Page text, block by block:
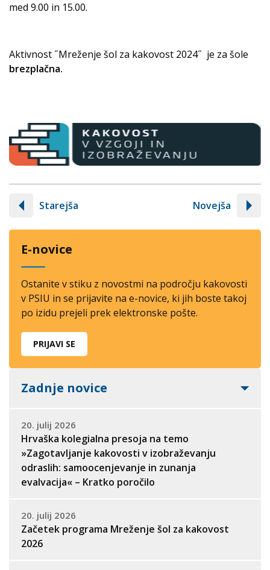
med 9.00 in 15.00.
Aktivnost ˝Mreženje šol za kakovost 2024˝ je za šole
brezplačna.
Starejša Novejša
E-novice
Ostanite v stiku z novostmi na področju kakovosti
v PSIU in se prijavite na e-novice, ki jih boste takoj
po izidu prejeli prek elektronske pošte.
PRIJAVI SE
Zadnje novice
20. julij 2026
Hrvaška kolegialna presoja na temo
»Zagotavljanje kakovosti v izobraževanju
odraslih: samoocenjevanje in zunanja
evalvacija« – Kratko poročilo
20. julij 2026
Začetek programa Mreženje šol za kakovost
2026